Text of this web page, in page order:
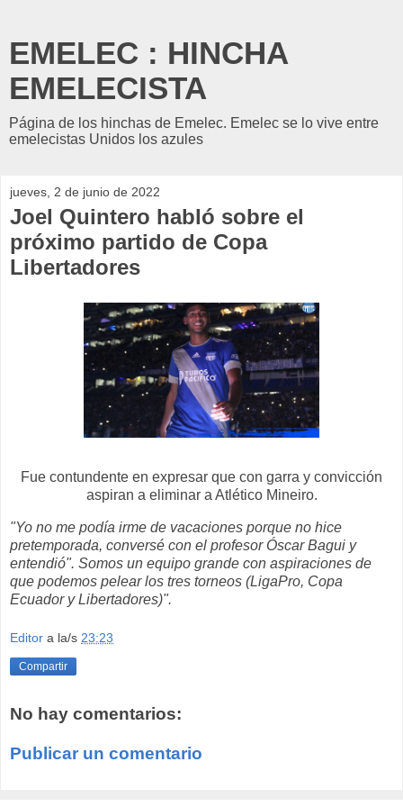
EMELEC : HINCHA
EMELECISTA
Página de los hinchas de Emelec. Emelec se lo vive entre
emelecistas Unidos los azules
jueves, 2 de junio de 2022
Joel Quintero habló sobre el
próximo partido de Copa
Libertadores
Fue contundente en expresar que con garra y convicción
aspiran a eliminar a Atlético Mineiro.
"Yo no me podía irme de vacaciones porque no hice
pretemporada, conversé con el profesor Óscar Bagui y
entendió". Somos un equipo grande con aspiraciones de
que podemos pelear los tres torneos (LigaPro, Copa
Ecuador y Libertadores)".
Editor a la/s 23:23
Compartir
No hay comentarios:
Publicar un comentario